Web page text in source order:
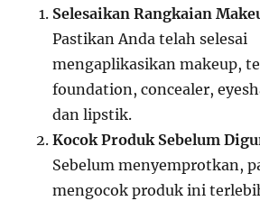
Selesaikan Rangkaian
Pastikan Anda telah selesai
mengaplikasikan makeup,
foundation, concealer,
dan lipstik.
Kocok Produk Sebelum
Sebelum menyemprotkan,
mengocok produk ini